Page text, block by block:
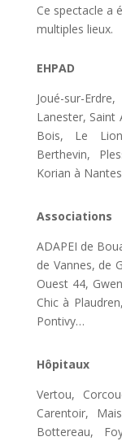
Ce spectacle a
multiples lieux.
EHPAD
Joué-sur-
Lanester, Saint
Bois, Le
Berthevin,
Korian à
Associations
ADAPEI de
de Vannes, de
Ouest 44,
Chic à
Pontivy…
Hôpitaux
Vertou,
Carentoir,
Bottereau,